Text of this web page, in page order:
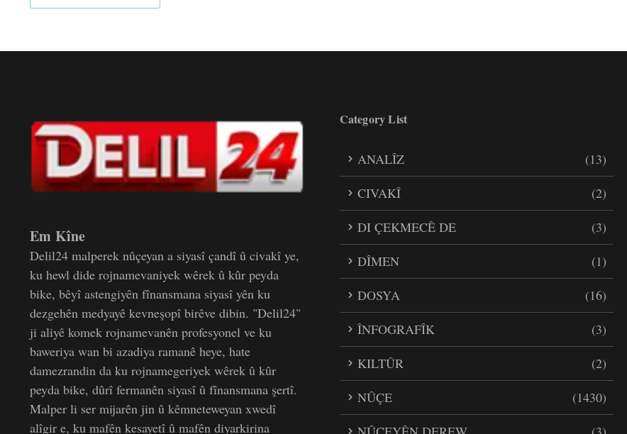
Em Kîne
Delil24 malperek nûçeyan a siyasî çandî û civakî ye,
ku hewl dide rojnamevaniyek wêrek û kûr peyda
bike, bêyî astengiyên fînansmana siyasî yên ku
dezgehên medyayê kevneşopî birêve dibin. "Delil24"
ji aliyê komek rojnamevanên profesyonel ve ku
baweriya wan bi azadiya ramanê heye, hate
damezrandin da ku rojnamegeriyek wêrek û kûr
peyda bike, dûrî fermanên siyasî û fînansmana şertî.
Malper li ser mijarên jin û kêmneteweyan xwedî
alîgir e, ku mafên kesayetî û mafên diyarkirina
Category List
ANALÎZ
(13)
CIVAKÎ
(2)
DI ÇEKMECÊ DE
(3)
DÎMEN
(1)
DOSYA
(16)
ÎNFOGRAFÎK
(3)
KILTÛR
(2)
NÛÇE
(1430)